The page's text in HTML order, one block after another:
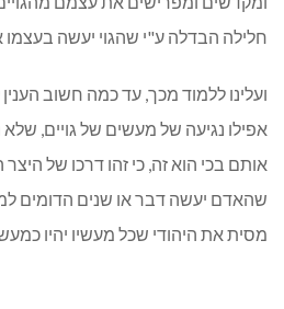
חלילה הבדלה ע"י שהגוי יעשה
ועלינו ללמוד מכך, עד כמה חשוב
אפילו נגיעה של מעשים של גויים,
אותם בכי הוא זה, כי זהו דרכו של
שהאדם יעשה דבר או שנים הדומים
מסית את היהודי שכל מעשיו יהיו